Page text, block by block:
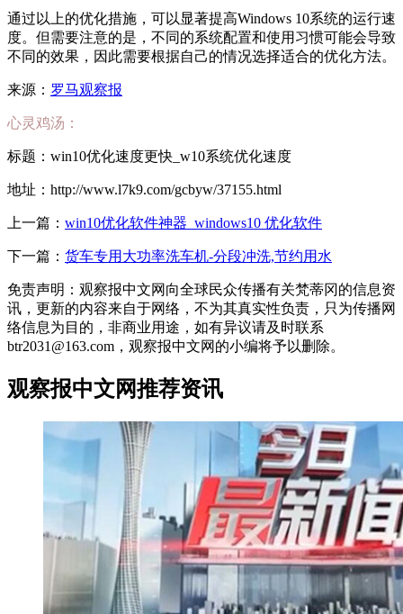
通过以上的优化措施，可以显著提高Windows 10系统的运行速
度。但需要注意的是，不同的系统配置和使用习惯可能会导致
不同的效果，因此需要根据自己的情况选择适合的优化方法。
来源： 罗马观察报
心灵鸡汤：
标题：win10优化速度更快_w10系统优化速度
地址：http://www.l7k9.com/gcbyw/37155.html
上一篇： win10优化软件神器_windows10 优化软件
下一篇： 货车专用大功率洗车机-分段冲洗,节约用水
免责声明：观察报中文网向全球民众传播有关梵蒂冈的信息资
讯，更新的内容来自于网络，不为其真实性负责，只为传播网
络信息为目的，非商业用途，如有异议请及时联系
btr2031@163.com，观察报中文网的小编将予以删除。
观察报中文网推荐资讯